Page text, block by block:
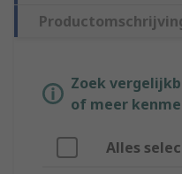
Zoek
of meer
Alles